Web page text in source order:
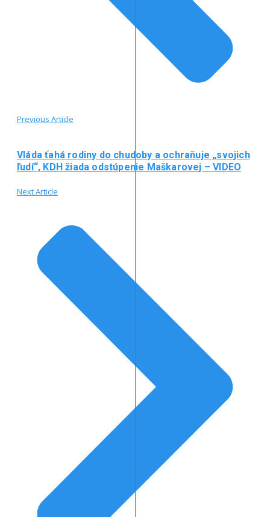
Previous Article
Vláda ťahá rodiny do chudoby a ochraňuje „svojich
ľudí“, KDH žiada odstúpenie Maškarovej – VIDEO
Next Article